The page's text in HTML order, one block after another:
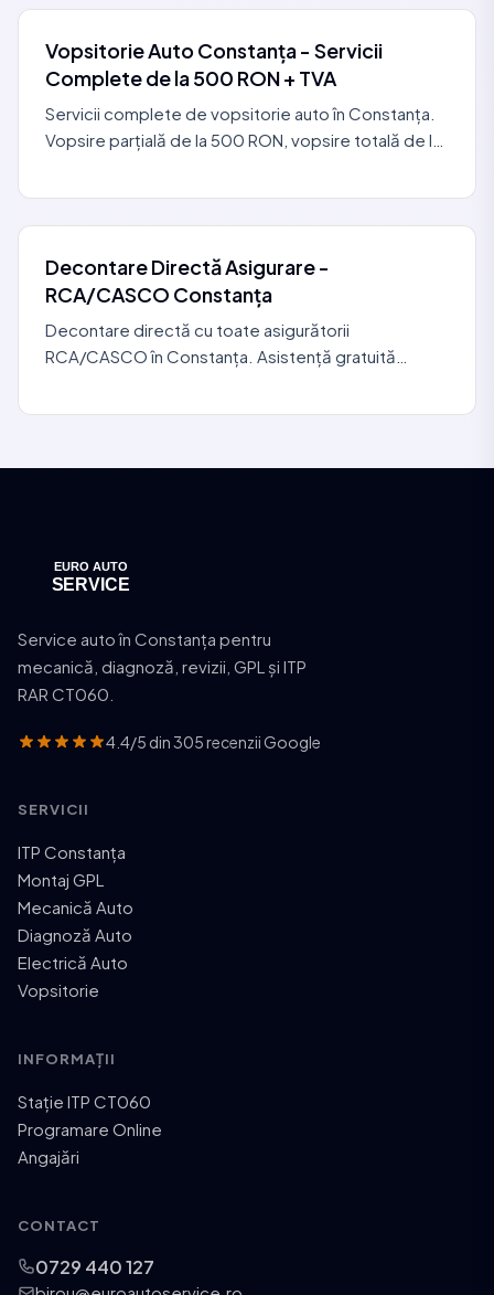
Vopsitorie Auto Constanța - Servicii
Complete de la 500 RON + TVA
Servicii complete de vopsitorie auto în Constanța.
Vopsire parțială de la 500 RON, vopsire totală de la
Decontare Directă Asigurare -
RCA/CASCO Constanța
Decontare directă cu toate asigurătorii
RCA/CASCO în Constanța. Asistență gratuită
direct. Alege service-ul
Service auto în Constanța pentru
mecanică, diagnoză, revizii, GPL și ITP
RAR CT060.
4.4/5 din 305 recenzii Google
SERVICII
ITP Constanța
Montaj GPL
Mecanică Auto
Diagnoză Auto
Electrică Auto
Vopsitorie
INFORMAȚII
Stație ITP CT060
Programare Online
Angajări
CONTACT
0729 440 127